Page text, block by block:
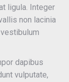
ligula. Integer
non lacinia
dapibus
vulputate,